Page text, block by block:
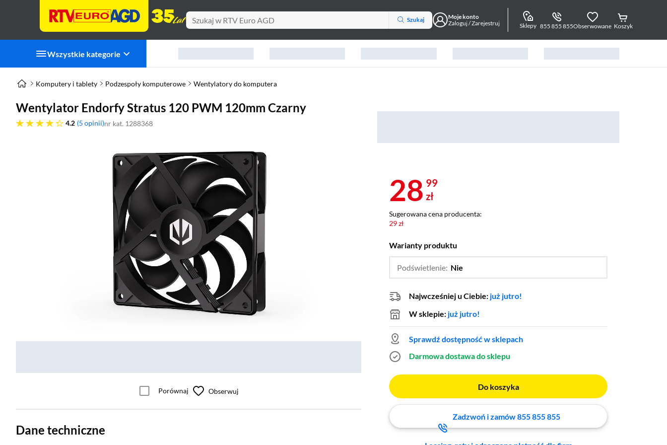
Szukaj
Moje konto
Zaloguj / Zarejestruj
Sklepy 855 855 855Obserwowane Koszyk
Wszystkie kategorie
Komputery i tablety Podzespoły komputerowe Wentylatory do komputera
Wentylator Endorfy Stratus 120 PWM 120mm Czarny
4.2
4.2 gwiazdek 5 opinii nr kat. 1288368
Porównaj Obserwuj
28 99
zł
Sugerowana cena producenta:
29 zł
Warianty produktu
Podświetlenie: Nie
Najwcześniej u Ciebie: już jutro!
W sklepie: już jutro!
Sprawdź dostępność w sklepach
Darmowa dostawa do sklepu
Do koszyka
Zadzwoń i zamów 855 855 855
Dane techniczne